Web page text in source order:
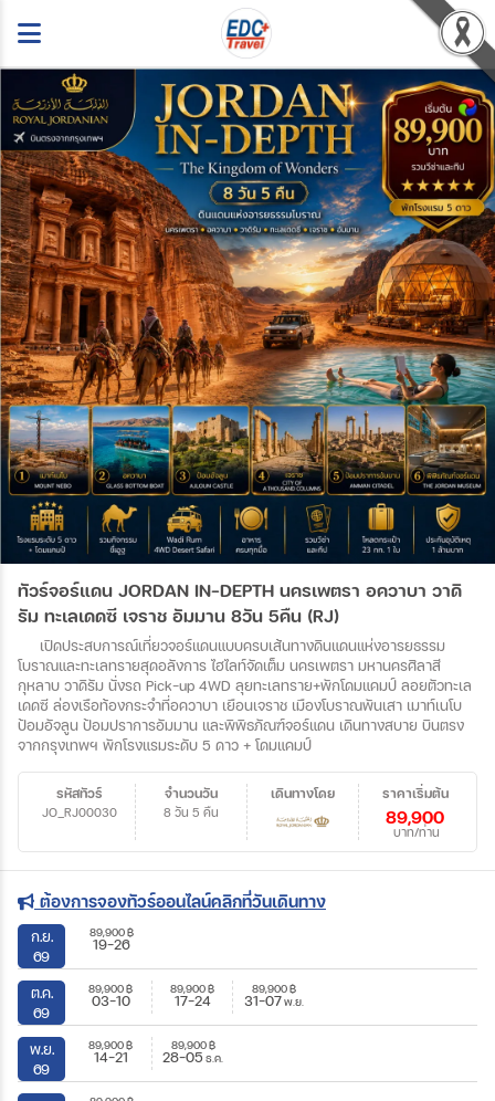
ทัวร์จอร์แดน JORDAN IN-DEPTH นครเพตรา อควาบา วาดิ
รัม ทะเลเดดซี เจราช อัมมาน 8วัน 5คืน (RJ)
เปิดประสบการณ์เที่ยวจอร์แดนแบบครบเส้นทางดินแดนแห่งอารยธรรม
โบราณและทะเลทรายสุดอลังการ ไฮไลท์จัดเต็ม นครเพตรา มหานครศิลาสี
กุหลาบ วาดิรัม นั่งรถ Pick-up 4WD ลุยทะเลทราย+พักโดมแคมป์ ลอยตัวทะเล
เดดซี ล่องเรือท้องกระจำที่อควาบา เยือนเจราช เมืองโบราณพันเสา เมาท์เนโบ
ป้อมอัจลูน ป้อมปราการอัมมาน และพิพิธภัณฑ์จอร์แดน เดินทางสบาย บินตรง
จากกรุงเทพฯ พักโรงแรมระดับ 5 ดาว + โดมแคมป์
รหัสทัวร์
JO_RJ00030
จำนวนวัน
8 วัน 5 คืน
ราคาเริ่มต้น
89,900
บาท/ท่าน
เดินทางโดย
ต้องการจองทัวร์ออนไลน์คลิกที่วันเดินทาง
ก.ย.
69
89,900฿
19-26
ต.ค.
69
89,900฿
03-10
89,900฿
17-24
89,900฿
31-07พ.ย.
พ.ย.
69
89,900฿
14-21
89,900฿
28-05 ธ.ค.